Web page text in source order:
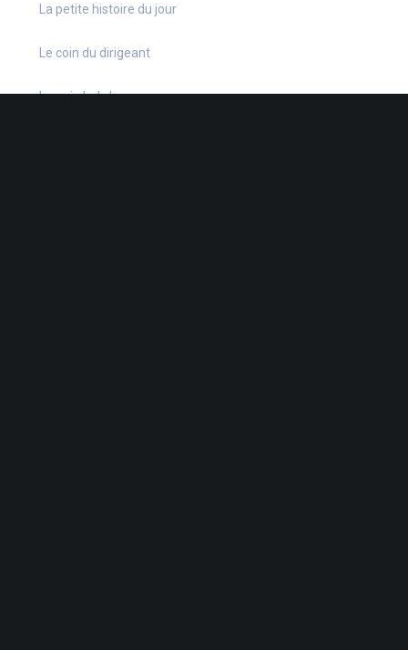
La petite histoire du jour
Le coin du dirigeant
Le quiz hebdo